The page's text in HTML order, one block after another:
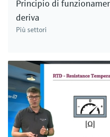
Sensore di pH
Memosens CPS47E
Principio di
deriva
Più settori